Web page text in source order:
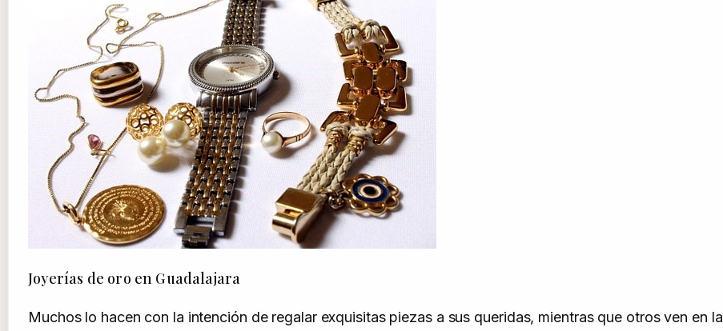
Joyerías de oro en Guadalajara
Muchos lo hacen con la intención de regalar exquisitas piezas a sus queridas, mientras que otros ven en la